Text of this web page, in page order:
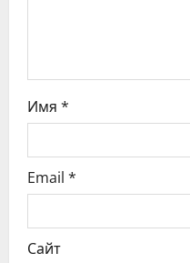
и
с
я
м
Имя *
Email *
Сайт